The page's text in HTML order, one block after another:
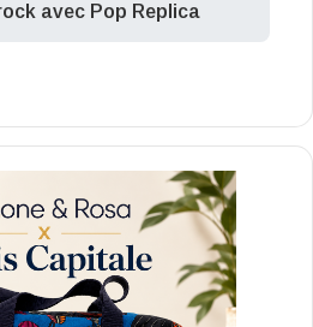
avec Pop Replica